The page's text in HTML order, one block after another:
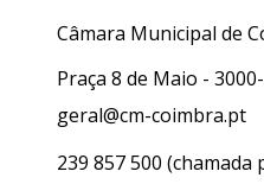
Câmara Municipal de
Praça 8 de Maio -
geral@cm-coimbra.pt
239 857 500 (chamada